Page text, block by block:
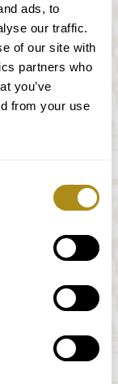
ads, to
our traffic.
of our site with
partners who
you’ve
from your use
de
las más
el
sur de
los
Viena,